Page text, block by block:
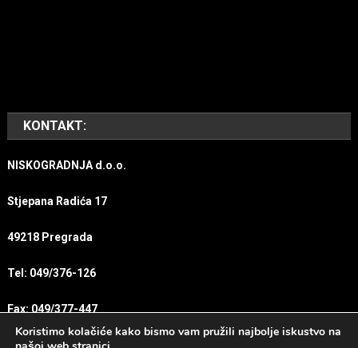
KONTAKT:
NISKOGRADNJA d.o.o.
Stjepana Radića 17
49218 Pregrada
Tel: 049/376-126
Fax: 049/377-447
E-mail: info@niskogradnjapregrada.hr
Koristimo kolačiće kako bismo vam pružili najbolje iskustvo na